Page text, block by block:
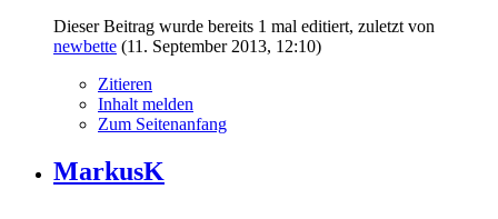
Dieser Beitrag wurde bereits 1 mal editiert, zuletzt von
newbette (11. September 2013, 12:10)
Zitieren
Inhalt melden
Zum Seitenanfang
MarkusK